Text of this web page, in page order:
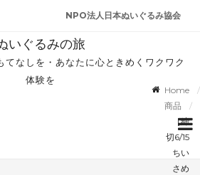
NPO法人日本ぬいぐるみ協会
いぐるみの旅
てなしを・あなたに心ときめくワクワク
体験を
Home
商品
［締
切6/15
ちい
さめ